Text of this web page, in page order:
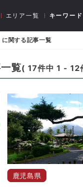
エリア一覧 キーワー
に関する記事一覧
覧( 17件中 1 - 12
鹿児島県